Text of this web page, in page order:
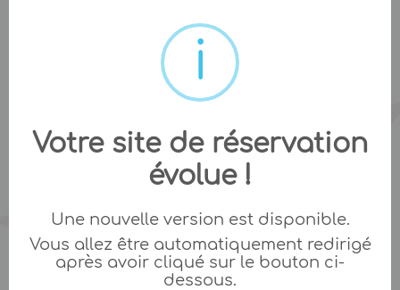
Votre site de réservation
évolue !
Une nouvelle version est disponible.
Vous allez être automatiquement redirigé
après avoir cliqué sur le bouton ci-
dessous.